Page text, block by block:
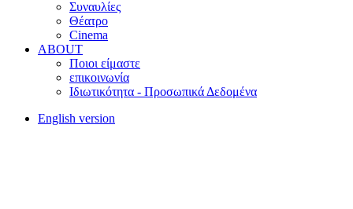
Συναυλίες
Θέατρο
Cinema
ABOUT
Ποιοι είμαστε
επικοινωνία
Ιδιωτικότητα - Προσωπικά Δεδομένα
English version